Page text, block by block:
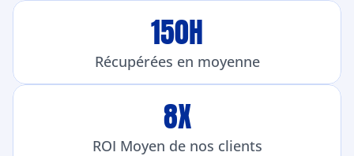
150H
Récupérées en moyenne
8X
ROI Moyen de nos clients